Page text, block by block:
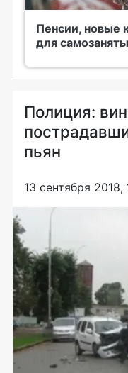
Пенсии, новые
для
Полиция:
пьян
13 сентября 2018,